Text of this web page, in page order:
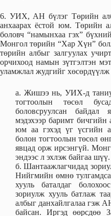
6. УИХ, АН бүлэг Төрийн
анхаарах ёстой юм. Төрийн
боловч “намынхаа гэх”
Монгол төрийн “Хар Хүн”
төрийн албыг залгуулах
орчихоод намын зүтгэлтэн
уламжлал жудгийг хөсөрдүүлж
а. Жишээ нь, УИХ-д
тогтоолын төсөл
боловсруулсан
мэдэхээр баримт бичгийн
юм аа гэхэд үг үсгийн
болон тогтоолын төсөл
явцад орж ирсэнгүй.
эндээс л эхлэж байгаа шүү.
б. Шантаажлагчидад
Нийгмийн өмнө
хууль баталдаг
зориулж хууль батлаж
албыг данхайлгалаа гэж
байсан. Иргэд өөрсдөө